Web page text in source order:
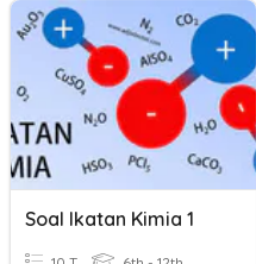
Soal Ikatan Kimia 1